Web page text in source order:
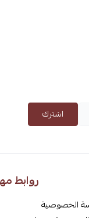
اشترك
روابط
الخصوصية